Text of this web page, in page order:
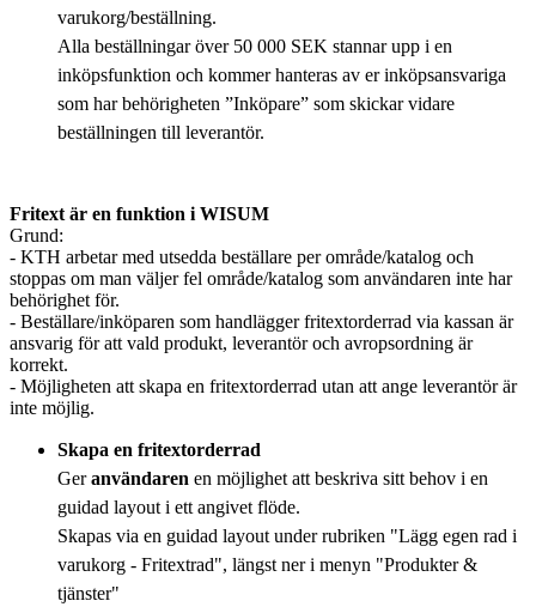
varukorg/beställning.
Alla beställningar över 50 000 SEK stannar upp i en
inköpsfunktion och kommer hanteras av er inköpsansvariga
som har behörigheten ”Inköpare” som skickar vidare
beställningen till leverantör.
Fritext är en funktion i WISUM
Grund:
- KTH arbetar med utsedda beställare per område/katalog och
stoppas om man väljer fel område/katalog som användaren inte har
behörighet för.
- Beställare/inköparen som handlägger fritextorderrad via kassan är
ansvarig för att vald produkt, leverantör och avropsordning är
korrekt.
- Möjligheten att skapa en fritextorderrad utan att ange leverantör är
inte möjlig.
Skapa en fritextorderrad
Geranvändaren en möjlighet att beskriva sitt behov i en
guidad layout i ett angivet flöde.
Skapas via en guidad layout under rubriken "Lägg egen rad i
varukorg - Fritextrad", längst ner i menyn "Produkter &
tjänster"